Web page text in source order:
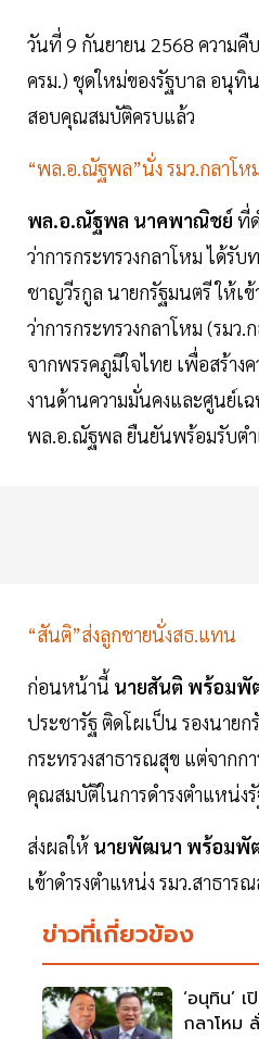
วันที่ 9 กันยายน 2568 ความ
ครม.) ชุดใหม่ของรัฐบาล อนุทิ
สอบคุณสมบัติครบแล้ว
“พล.อ.ณัฐพล”นั่ง รมว.กลาโห
พล.อ.ณัฐพล นาคพาณิชย์ ที่
ว่าการกระทรวงกลาโหม ได้รั
ชาญวีรกูล นายกรัฐมนตรี ให้เ
ว่าการกระทรวงกลาโหม (รมว
จากพรรคภูมิใจไทย เพื่อสร้าง
งานด้านความมั่นคงและศูนย์เ
พล.อ.ณัฐพล ยืนยันพร้อมรับต
“สันติ”ส่งลูกชายนั่งสธ.แทน
ก่อนหน้านี้ นายสันติ พร้อม
ประชารัฐ ติดโผเป็น รองนายก
กระทรวงสาธารณสุข แต่จากก
คุณสมบัติในการดำรงตำแหน่ง
ส่งผลให้ นายพัฒนา พร้อมพั
เข้าดำรงตำแหน่ง รมว.สาธาร
ข่าวที่เกี่ยวข้อง
‘อนุทิน’
กลาโหม